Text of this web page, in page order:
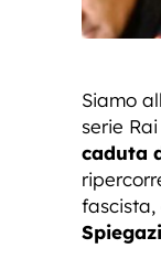
Siamo
serie Rai
caduta
fascista,